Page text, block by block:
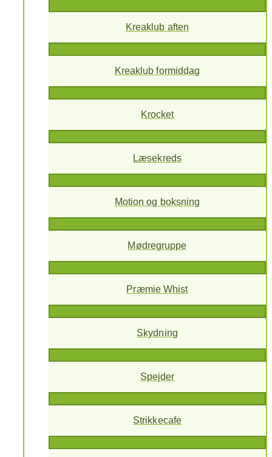
Kreaklub aften
Kreaklub formiddag
Krocket
Læsekreds
Motion og boksning
Mødregruppe
Præmie Whist
Skydning
Spejder
Strikkecafe